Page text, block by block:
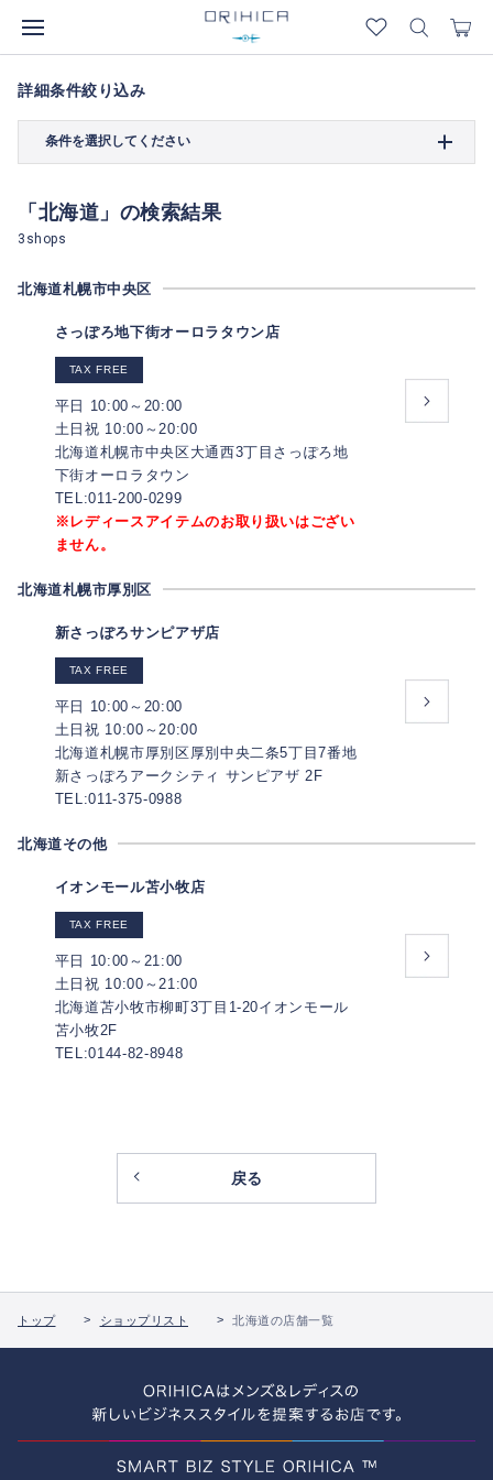
詳細条件絞り込み
条件を選択してください
「北海道」の検索結果
3shops
北海道札幌市中央区
さっぽろ地下街オーロラタウン店
TAX FREE
平日 10:00～20:00
土日祝 10:00～20:00
北海道札幌市中央区大通西3丁目さっぽろ地
下街オーロラタウン
TEL:011-200-0299
※レディースアイテムのお取り扱いはござい
ません。
北海道札幌市厚別区
新さっぽろサンピアザ店
TAX FREE
平日 10:00～20:00
土日祝 10:00～20:00
北海道札幌市厚別区厚別中央二条5丁目7番地
新さっぽろアークシティ サンピアザ 2F
TEL:011-375-0988
北海道その他
イオンモール苫小牧店
TAX FREE
平日 10:00～21:00
土日祝 10:00～21:00
北海道苫小牧市柳町3丁目1-20イオンモール
苫小牧2F
TEL:0144-82-8948
戻る
トップ ショップリスト 北海道の店舗一覧